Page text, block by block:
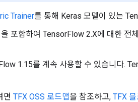
Trainer를 통해 Keras 모델이 있는
포함하여 TensorFlow 2.X에 대한 전
1.15를 계속 사용할 수 있습니다.
면 TFX OSS 로드맵을 참조하고, TFX